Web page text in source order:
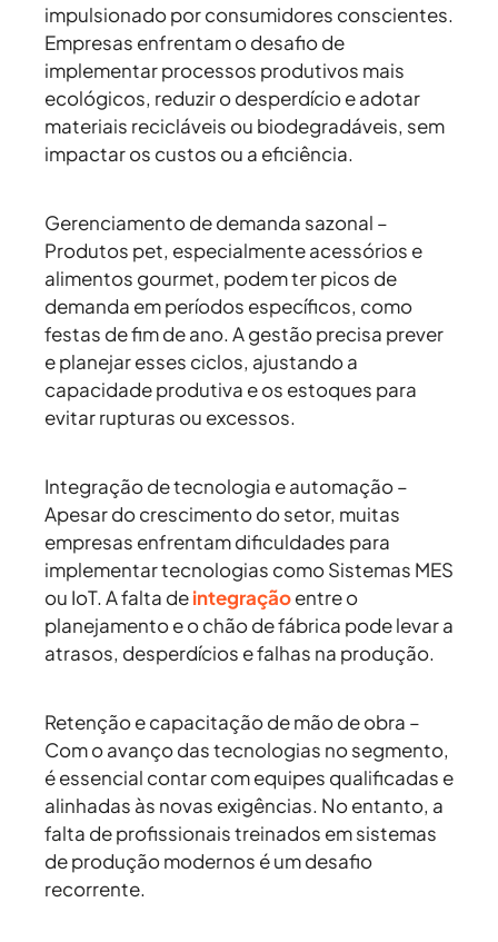
impulsionado por consumidores conscientes.
Empresas enfrentam o desafio de
implementar processos produtivos mais
ecológicos, reduzir o desperdício e adotar
materiais recicláveis ou biodegradáveis, sem
impactar os custos ou a eficiência.
Gerenciamento de demanda sazonal –
Produtos pet, especialmente acessórios e
alimentos gourmet, podem ter picos de
demanda em períodos específicos, como
festas de fim de ano. A gestão precisa prever
e planejar esses ciclos, ajustando a
capacidade produtiva e os estoques para
evitar rupturas ou excessos.
Integração de tecnologia e automação –
Apesar do crescimento do setor, muitas
empresas enfrentam dificuldades para
implementar tecnologias como Sistemas MES
ou IoT. A falta deintegraçãoentre o
planejamento e o chão de fábrica pode levar a
atrasos, desperdícios e falhas na produção.
Retenção e capacitação de mão de obra –
Com o avanço das tecnologias no segmento,
é essencial contar com equipes qualificadas e
alinhadas às novas exigências. No entanto, a
falta de profissionais treinados em sistemas
de produção modernos é um desafio
recorrente.